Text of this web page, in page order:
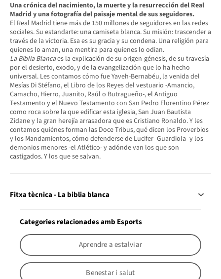
Una crónica del nacimiento, la muerte y la resurrección del Real
Madrid y una fotografía del paisaje mental de sus seguidores.
El Real Madrid tiene más de 150 millones de seguidores en las redes
sociales. Su estandarte: una camiseta blanca. Su misión: trascender a
través de la victoria. Esa es su gracia y su condena. Una religión para
quienes lo aman, una mentira para quienes lo odian.
La Biblia Blancaes la explicación de su origen-génesis, de su travesía
por el desierto, exodo, y de la evangelización que lo ha hecho
universal. Les contamos cómo fue Yaveh-Bernabéu, la venida del
Mesías Di Stéfano, el Libro de los Reyes del vestuario -Amancio,
Camacho, Hierro, Juanito, Raúl o Butragueño-, el Antiguo
Testamento y el Nuevo Testamento con San Pedro Florentino Pérez
como roca sobre la que edificar esta iglesia, San Juan Bautista
Zidane y la gran herejía arrasadora que es Cristiano Ronaldo. Y les
contamos quiénes forman las Doce Tribus, qué dicen los Proverbios
y los Mandamientos, cómo defenderse de Lucifer -Guardiola- y los
demonios menores -el Atlético- y adónde van los que son
castigados. Y los que se salvan.
Fitxa tècnica - La biblia blanca
Categories relacionades amb Esports
Aprendre a estalviar
Benestar i salut